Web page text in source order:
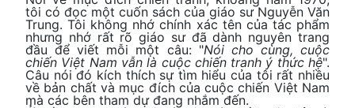
tôi có đọc một cuốn sách của giáo sư Nguyễn Văn
Trung. Tôi không nhớ chính xác tên của tác phẩm
nhưng nhớ rất rõ giáo sư đã dành nguyên trang
đầu để viết mỗi một câu: "Nói cho cùng, cuộc
chiến Việt Nam vẫn là cuộc chiến tranh ý thức hệ".
Câu nói đó kích thích sự tìm hiểu của tôi rất nhiều
về bản chất và mục đích của cuộc chiến Việt Nam
mà các bên tham dự đang nhắm đến.